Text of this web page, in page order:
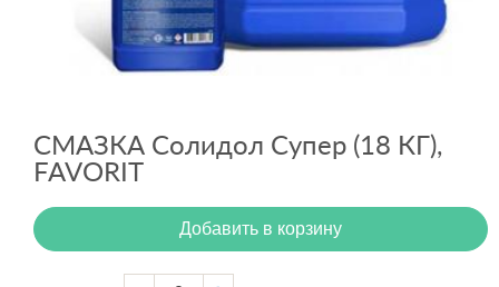
Регистрация
СМАЗКА Солидол Супер (18 КГ),
FAVORIT
Добавить в корзину